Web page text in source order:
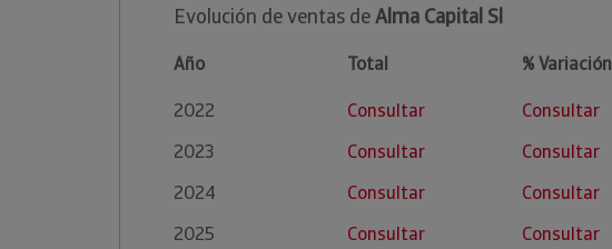
Evolución de ventas deAlma Capital Sl
Año Total
% Variación
2022
Consultar
Consultar
2023
Consultar
Consultar
2024
Consultar
Consultar
2025
Consultar Consultar